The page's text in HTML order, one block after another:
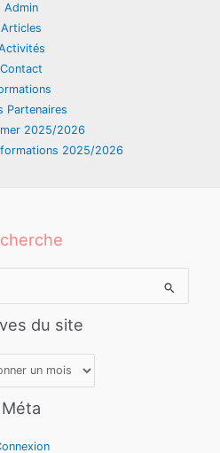
Admin
Articles
Contact
Partenaires
2025/2026
2025/2026
du site
Méta